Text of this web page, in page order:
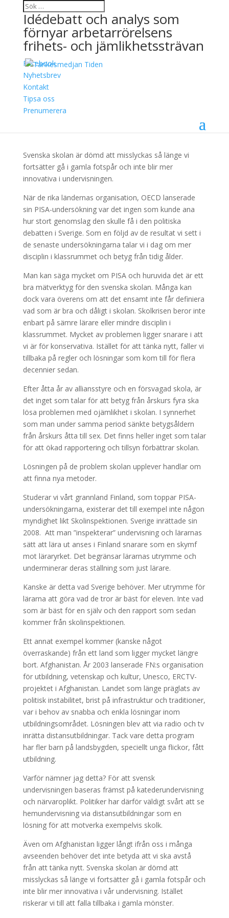
Idédebatt och analys som
förnyar arbetarrörelsens
frihets- och jämlikhetssträvan
Facebook
Nyhetsbrev
Kontakt
Tipsa oss
Prenumerera
Sverige behöver en mer
engagerande och
innovativ skola
Svenska skolan är dömd att misslyckas så länge vi
fortsätter gå i gamla fotspår och inte blir mer
innovativa i undervisningen.
När de rika ländernas organisation, OECD lanserade
sin PISA-undersökning var det ingen som kunde ana
hur stort genomslag den skulle få i den politiska
debatten i Sverige. Som en följd av de resultat vi sett i
de senaste undersökningarna talar vi i dag om mer
disciplin i klassrummet och betyg från tidig ålder.
Man kan säga mycket om PISA och huruvida det är ett
bra mätverktyg för den svenska skolan. Många kan
dock vara överens om att det ensamt inte får definiera
vad som är bra och dåligt i skolan. Skolkrisen beror inte
enbart på sämre lärare eller mindre disciplin i
klassrummet. Mycket av problemen ligger snarare i att
vi är för konservativa. Istället för att tänka nytt, faller vi
tillbaka på regler och lösningar som kom till för flera
decennier sedan.
Efter åtta år av alliansstyre och en försvagad skola, är
det inget som talar för att betyg från årskurs fyra ska
lösa problemen med ojämlikhet i skolan. I synnerhet
som man under samma period sänkte betygsåldern
från årskurs åtta till sex. Det finns heller inget som talar
för att ökad rapportering och tillsyn förbättrar skolan.
Lösningen på de problem skolan upplever handlar om
att finna nya metoder.
Studerar vi vårt grannland Finland, som toppar PISA-
undersökningarna, existerar det till exempel inte någon
myndighet likt Skolinspektionen. Sverige inrättade sin
2008. Att man ”inspekterar” undervisning och lärarnas
sätt att lära ut anses i Finland snarare som en skymf
mot läraryrket. Det begränsar lärarnas utrymme och
underminerar deras ställning som just lärare.
Kanske är detta vad Sverige behöver. Mer utrymme för
lärarna att göra vad de tror är bäst för eleven. Inte vad
som är bäst för en själv och den rapport som sedan
kommer från skolinspektionen.
Ett annat exempel kommer (kanske något
överraskande) från ett land som ligger mycket längre
bort. Afghanistan. År 2003 lanserade FN:s organisation
för utbildning, vetenskap och kultur, Unesco, ERCTV-
projektet i Afghanistan. Landet som länge präglats av
politisk instabilitet, brist på infrastruktur och traditioner,
var i behov av snabba och enkla lösningar inom
utbildningsområdet. Lösningen blev att via radio och tv
inrätta distansutbildningar. Tack vare detta program
har fler barn på landsbygden, speciellt unga flickor, fått
utbildning.
Varför nämner jag detta? För att svensk
undervisningen baseras främst på katederundervisning
och närvaroplikt. Politiker har därför väldigt svårt att se
hemundervisning via distansutbildningar som en
lösning för att motverka exempelvis skolk.
Även om Afghanistan ligger långt ifrån oss i många
avseenden behöver det inte betyda att vi ska avstå
från att tänka nytt. Svenska skolan är dömd att
misslyckas så länge vi fortsätter gå i gamla fotspår och
inte blir mer innovativa i vår undervisning. Istället
riskerar vi till att falla tillbaka i gamla mönster.